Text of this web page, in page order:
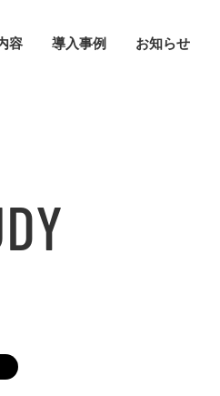
容 導入事例 お知らせ